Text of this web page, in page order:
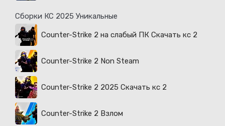
Сборки КС 2025 Уникальные
Counter-Strike 2 на слабый ПК Скачать кс 2
Counter-Strike 2 Non Steam
Counter-Strike 2 2025 Скачать кс 2
Counter-Strike 2 Взлом